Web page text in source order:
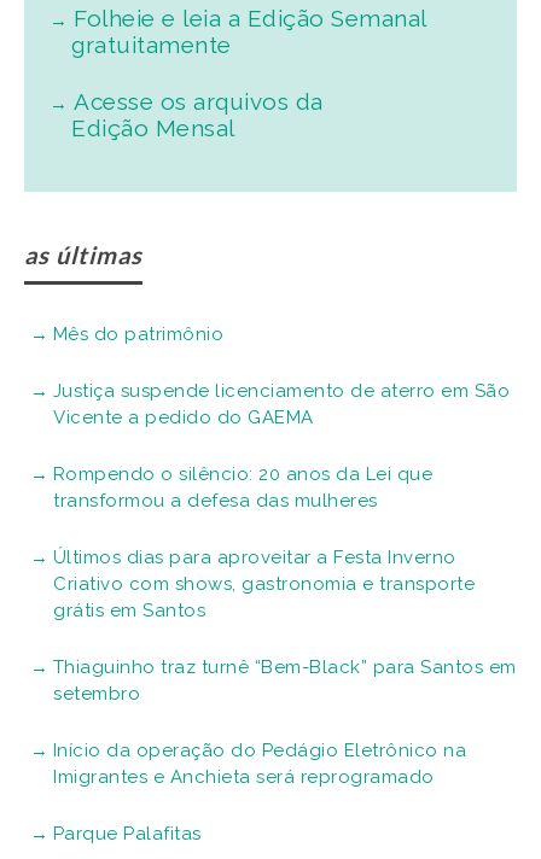
Folheie e leia a Edição Semanal
gratuitamente
Acesse os arquivos da
Edição Mensal
as últimas
Mês do patrimônio
Justiça suspende licenciamento de aterro em São
Vicente a pedido do GAEMA
Rompendo o silêncio: 20 anos da Lei que
transformou a defesa das mulheres
Últimos dias para aproveitar a Festa Inverno
Criativo com shows, gastronomia e transporte
grátis em Santos
Thiaguinho traz turnê “Bem-Black” para Santos em
setembro
Início da operação do Pedágio Eletrônico na
Imigrantes e Anchieta será reprogramado
Parque Palafitas